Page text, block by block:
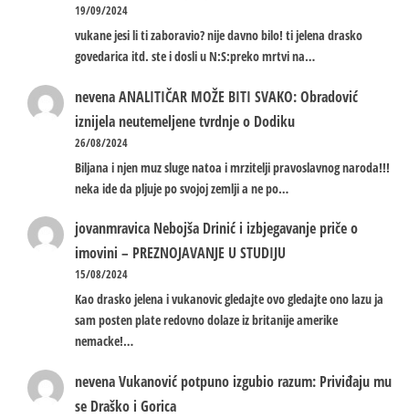
19/09/2024
vukane jesi li ti zaboravio? nije davno bilo! ti jelena drasko
govedarica itd. ste i dosli u N:S:preko mrtvi na…
nevenaANALITIČAR MOŽE BITI SVAKO: Obradović
iznijela neutemeljene tvrdnje o Dodiku
26/08/2024
Biljana i njen muz sluge natoa i mrzitelji pravoslavnog naroda!!!
neka ide da pljuje po svojoj zemlji a ne po…
jovanmravica Nebojša Drinić i izbjegavanje priče o
imovini – PREZNOJAVANJE U STUDIJU
15/08/2024
Kao drasko jelena i vukanovic gledajte ovo gledajte ono lazu ja
sam posten plate redovno dolaze iz britanije amerike
nemacke!…
nevenaVukanović potpuno izgubio razum: Priviđaju mu
se Draško i Gorica